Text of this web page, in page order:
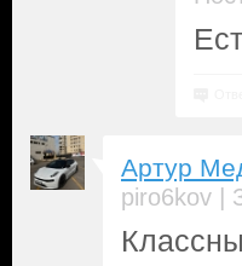
Артур
piro6kov |